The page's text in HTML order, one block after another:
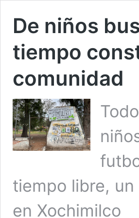
De niños
tiempo
comunidad
tiempo libre,
en Xochimilco